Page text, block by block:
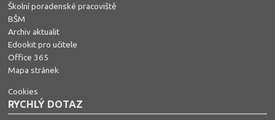
Školní poradenské pracoviště
BŠM
Archiv aktualit
Edookit pro učitele
Office 365
Mapa stránek
Cookies
RYCHLÝ DOTAZ